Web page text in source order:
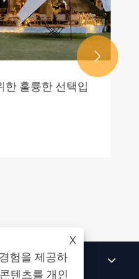
한 훌륭한 선택입

X
험을 제공하
텐츠를 개인